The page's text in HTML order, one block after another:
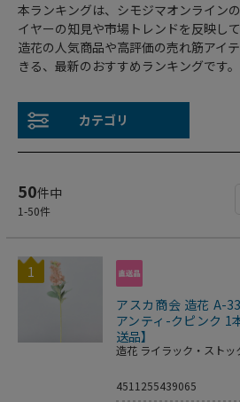
本ランキングは、シモジマオンライン
イヤーの知見や市場トレンドを反映して
造花の人気商品や高評価の売れ筋アイ
きる、最新のおすすめランキングです。
カテゴリ
50件中
1-50件
1
アスカ商会 造花 A-
アンティ-クピンク 1
送品】
造花 ライラック・ストッ
4511255439065